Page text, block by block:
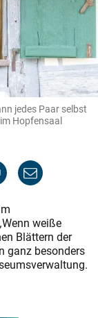
jedes Paar selbst
Hopfensaal
weiße
Blättern der
ganz besonders